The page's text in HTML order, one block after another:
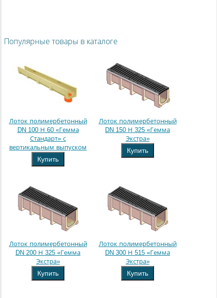
Популярные товары в каталоге
Лоток полимербетонный
DN 100 Н 60 «Гемма
Стандарт» с
вертикальным выпуском
Купить
Лоток полимербетонный
DN 150 Н 325 «Гемма
Экстра»
Купить
Лоток полимербетонный
DN 200 Н 325 «Гемма
Экстра»
Купить
Лоток полимербетонный
DN 300 Н 515 «Гемма
Экстра»
Купить